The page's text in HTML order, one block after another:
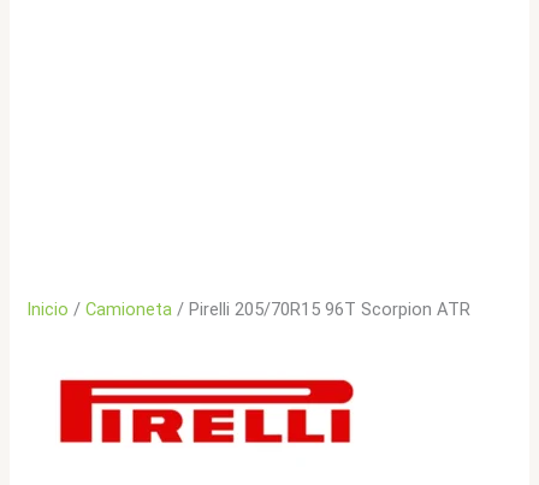
Inicio /Camioneta / Pirelli 205/70R15 96T Scorpion ATR